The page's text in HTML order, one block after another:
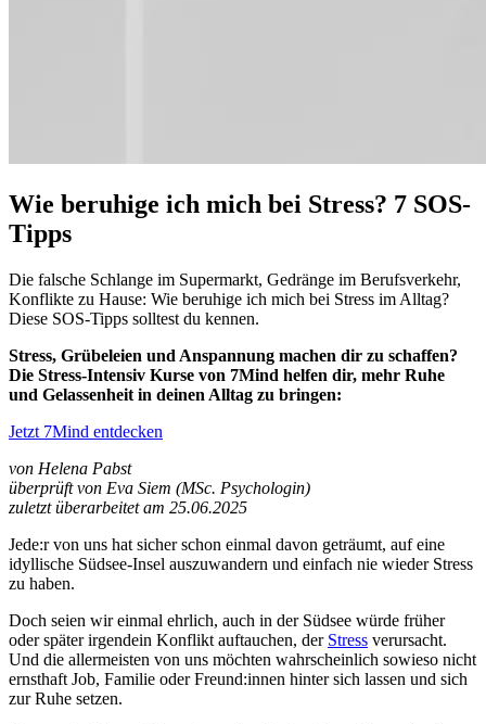
Wie beruhige ich mich bei Stress? 7 SOS-
Tipps
Die falsche Schlange im Supermarkt, Gedränge im Berufsverkehr,
Konflikte zu Hause: Wie beruhige ich mich bei Stress im Alltag?
Diese SOS-Tipps solltest du kennen.
Stress, Grübeleien und Anspannung machen dir zu schaffen?
Die Stress-Intensiv Kurse von 7Mind helfen dir, mehr Ruhe
und Gelassenheit in deinen Alltag zu bringen:
Jetzt 7Mind entdecken
von Helena Pabst
überprüft von Eva Siem (MSc. Psychologin)
zuletzt überarbeitet am 25.06.2025
Jede:r von uns hat sicher schon einmal davon geträumt, auf eine
idyllische Südsee-Insel auszuwandern und einfach nie wieder Stress
zu haben.
Doch seien wir einmal ehrlich, auch in der Südsee würde früher
oder später irgendein Konflikt auftauchen, der Stress verursacht.
Und die allermeisten von uns möchten wahrscheinlich sowieso nicht
ernsthaft Job, Familie oder Freund:innen hinter sich lassen und sich
zur Ruhe setzen.